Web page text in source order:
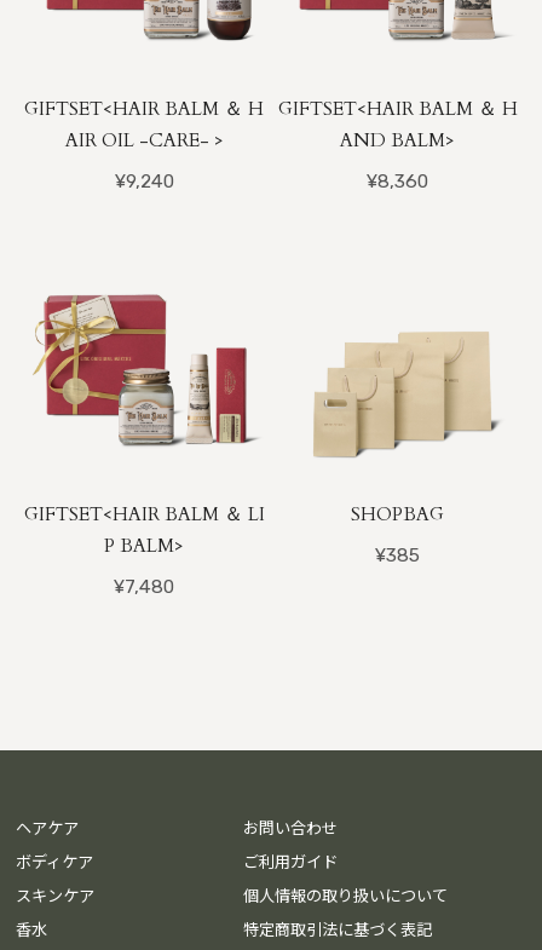
GIFTSET<HAIR BALM ＆ H
AIR OIL -CARE- >
¥9,240
GIFTSET<HAIR BALM ＆ H
AND BALM>
¥8,360
GIFTSET<HAIR BALM ＆ LI
P BALM>
¥7,480
SHOPBAG
¥385
ヘアケア
ボディケア
スキンケア
香水
お問い合わせ
ご利用ガイド
個人情報の取り扱いについて
特定商取引法に基づく表記